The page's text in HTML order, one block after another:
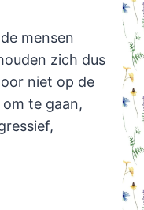
mensen
zich dus
niet op de
te gaan,